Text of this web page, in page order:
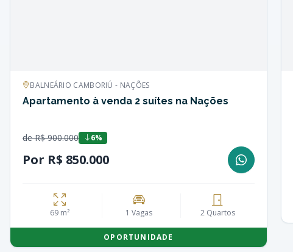
BALNEÁRIO CAMBORIÚ - NAÇÕES
Apartamento à venda 2 suítes na Nações
de R$ 900.000 6%
Por R$ 850.000
69 m² 1 Vagas 2 Quartos
OPORTUNIDADE